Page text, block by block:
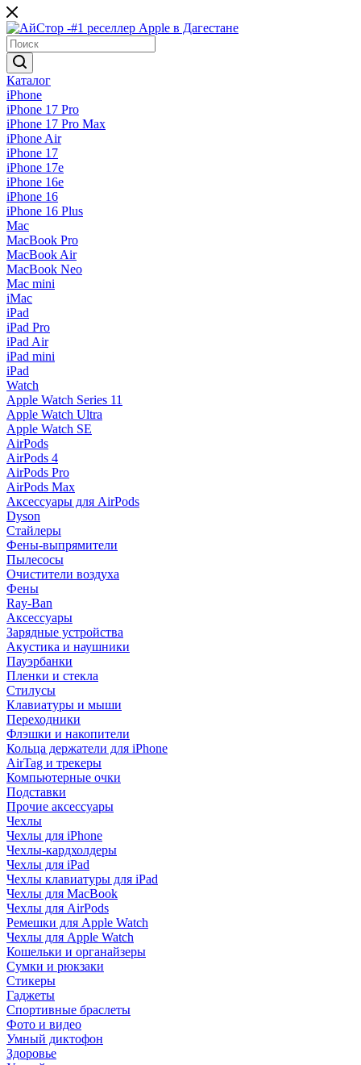
Каталог
iPhone
iPhone 17 Pro
iPhone 17 Pro Max
iPhone Air
iPhone 17
iPhone 17e
iPhone 16e
iPhone 16
iPhone 16 Plus
Mac
MacBook Pro
MacBook Air
MacBook Neo
Mac mini
iMac
iPad
iPad Pro
iPad Air
iPad mini
iPad
Watch
Apple Watch Series 11
Apple Watch Ultra
Apple Watch SE
AirPods
AirPods 4
AirPods Pro
AirPods Max
Аксессуары для AirPods
Dyson
Стайлеры
Фены-выпрямители
Пылесосы
Очистители воздуха
Фены
Ray-Ban
Аксессуары
Зарядные устройства
Акустика и наушники
Пауэрбанки
Пленки и стекла
Стилусы
Клавиатуры и мыши
Переходники
Флэшки и накопители
Кольца держатели для iPhone
AirTag и трекеры
Компьютерные очки
Подставки
Прочие аксессуары
Чехлы
Чехлы для iPhone
Чехлы-кардхолдеры
Чехлы для iPad
Чехлы клавиатуры для iPad
Чехлы для MacBook
Чехлы для AirPods
Ремешки для Apple Watch
Чехлы для Apple Watch
Кошельки и органайзеры
Сумки и рюкзаки
Стикеры
Гаджеты
Спортивные браслеты
Фото и видео
Умный диктофон
Здоровье